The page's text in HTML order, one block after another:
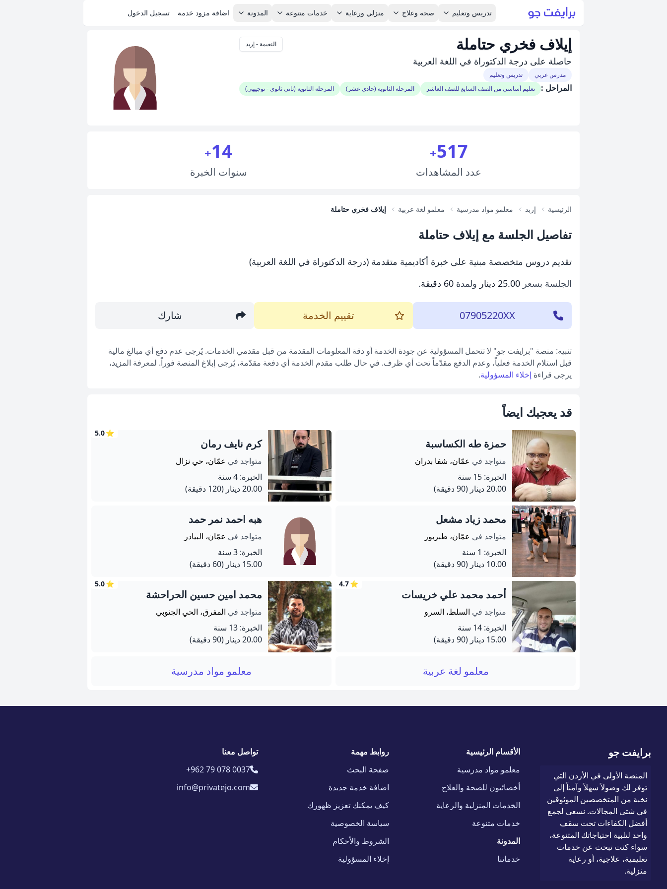
تدريس وتعليم صحه وعلاج منزلي ورعاية خدمات متنوعة المدونة اضافة مزود خدمة تسجيل الدخول
إيلاف فخري حتاملة النعيمة - إربد
حاصلة على درجة الدكتوراة في اللغة العربية
مدرس عربي تدريس وتعليم
المراحل : تعليم أساسي من الصف السابع للصف العاشر المرحلة الثانوية (حادي عشر) المرحلة الثانوية (ثاني ثانوي - توجيهي)
517
+
عدد المشاهدات
14
+
سنوات الخبرة
الرئيسية إربد معلمو مواد مدرسية معلمو لغة عربية إيلاف فخري حتاملة
تفاصيل الجلسة مع إيلاف حتاملة
تقديم دروس متخصصة مبنية على خبرة أكاديمية متقدمة (درجة الدكتوراة في اللغة العربية)
الجلسة بسعر 25.00 دينار ولمدة 60 دقيقة .
07905220XX تقييم الخدمة شارك
تنبيه: منصة "برايفت جو" لا تتحمل المسؤولية عن جودة الخدمة أو دقة المعلومات المقدمة من قبل مقدمي الخدمات. يُرجى عدم دفع أي مبالغ مالية
قبل استلام الخدمة فعلياً، وعدم الدفع مقدّماً تحت أي ظرف. في حال طلب مقدم الخدمة أي دفعة مقدّمة، يُرجى إبلاغ المنصة فوراً. لمعرفة المزيد،
يرجى قراءة إخلاء المسؤولية.
قد يعجبك ايضاً
حمزة طه الكساسبة
متواجد في عمّان، شفا بدران
الخبرة: 15 سنة
20.00 دينار
(90 دقيقة)
⭐
5.0
كرم نايف رمان
متواجد في عمّان، حي نزال
الخبرة: 4 سنة
20.00 دينار
(120 دقيقة)
محمد زياد مشعل
متواجد في عمّان، طبربور
الخبرة: 1 سنة
10.00 دينار
(90 دقيقة)
هبه احمد نمر حمد
متواجد في عمّان، البيادر
الخبرة: 3 سنة
15.00 دينار
(60 دقيقة)
⭐
4.7
أحمد محمد علي خريسات
متواجد في السلط، السرو
الخبرة: 14 سنة
15.00 دينار
(90 دقيقة)
⭐
5.0
محمد امين حسين الحراحشة
متواجد في المفرق، الحي الجنوبي
الخبرة: 13 سنة
20.00 دينار
(90 دقيقة)
معلمو لغة عربية معلمو مواد مدرسية
برايفت جو
المنصة الأولى في الأردن التي
توفر لك وصولاً سهلاً وآمناً إلى
نخبة من المتخصصين الموثوقين
في شتى المجالات. نسعى لجمع
أفضل الكفاءات تحت سقف
واحد لتلبية احتياجاتك المتنوعة،
سواء كنت تبحث عن خدمات
تعليمية، علاجية، أو رعاية
منزلية.
الأقسام الرئيسية
معلمو مواد مدرسية
أخصائيون للصحة والعلاج
الخدمات المنزلية والرعاية
خدمات متنوعة
المدونة
خدماتنا
روابط مهمة
صفحة البحث
اضافة خدمة جديدة
كيف يمكنك تعزيز ظهورك
سياسة الخصوصية
الشروط والأحكام
إخلاء المسؤولية
تواصل معنا
+962 79 078 0037
info@privatejo.com